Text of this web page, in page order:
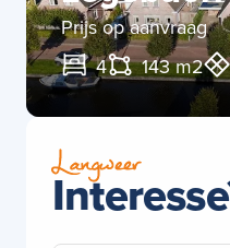
Prijs op aanvraag
4
143 m2
Langweer